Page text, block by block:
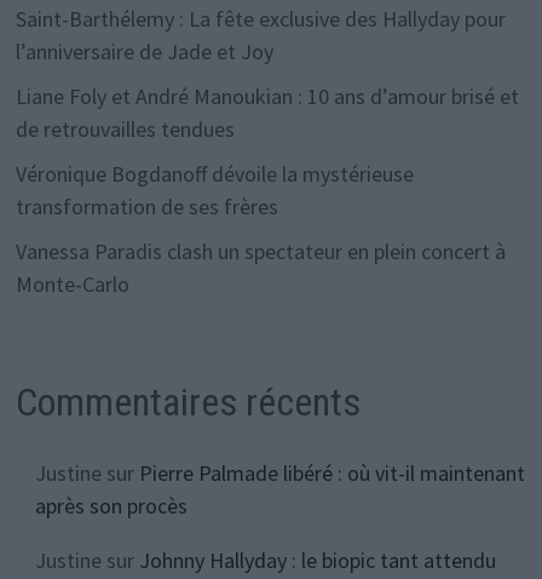
Saint-Barthélemy : La fête exclusive des Hallyday pour
l’anniversaire de Jade et Joy
Liane Foly et André Manoukian : 10 ans d’amour brisé et
de retrouvailles tendues
Véronique Bogdanoff dévoile la mystérieuse
transformation de ses frères
Vanessa Paradis clash un spectateur en plein concert à
Monte-Carlo
Commentaires récents
Justinesur Pierre Palmade libéré : où vit-il maintenant
après son procès
Justinesur Johnny Hallyday : le biopic tant attendu